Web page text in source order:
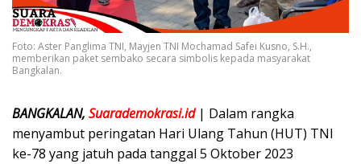
Foto: Aster Panglima TNI, Mayjen TNI Mochamad Safei Kusno, S.H.,
memberikan paket sembako secara simbolis kepada masyarakat
Bangkalan.
BANGKALAN, Suarademokrasi.id| Dalam rangka
menyambut peringatan Hari Ulang Tahun (HUT) TNI
ke-78 yang jatuh pada tanggal 5 Oktober 2023